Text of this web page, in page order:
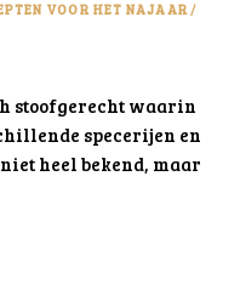
VOOR HET NAJAAR/
stoofgerecht waarin
specerijen en
heel bekend, maar